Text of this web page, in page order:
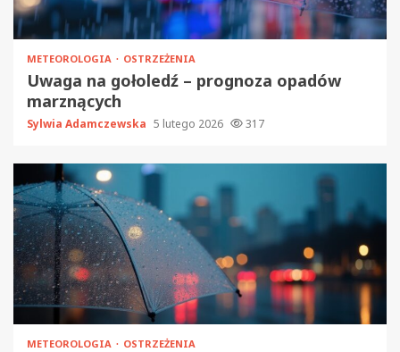
METEOROLOGIA OSTRZEŻENIA
Uwaga na gołoledź – prognoza opadów
marznących
Sylwia Adamczewska 5 lutego 2026 317
METEOROLOGIA OSTRZEŻENIA